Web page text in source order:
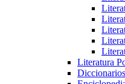
Literatura
Diccionarios